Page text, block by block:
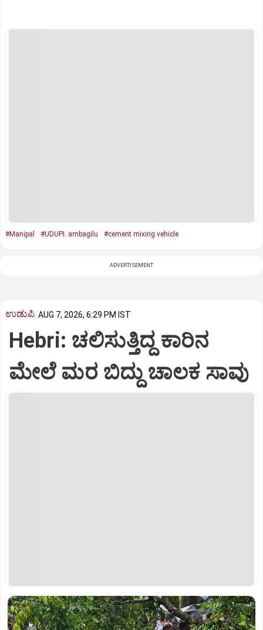
#Manipal #UDUPI. ambagilu #cement mixing vehicle
ADVERTISEMENT
ಉಡುಪಿ AUG 7, 2026, 6:29 PM IST
Hebri: ಚಲಿಸುತ್ತಿದ್ದ ಕಾರಿನ
ಮೇಲೆ ಮರ ಬಿದ್ದು ಚಾಲಕ ಸಾವು